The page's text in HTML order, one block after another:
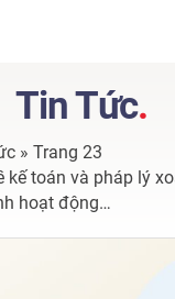
Tin Tức.
» Trang 23
kế toán và pháp lý
hoạt động…